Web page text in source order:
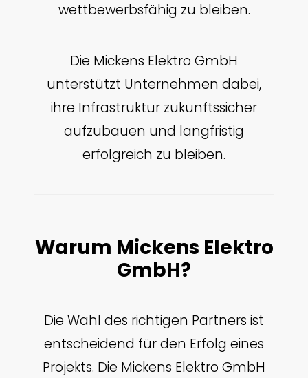
wettbewerbsfähig zu bleiben.
Die Mickens Elektro GmbH
unterstützt Unternehmen dabei,
ihre Infrastruktur zukunftssicher
aufzubauen und langfristig
erfolgreich zu bleiben.
Warum Mickens Elektro
GmbH?
Die Wahl des richtigen Partners ist
entscheidend für den Erfolg eines
Projekts. Die Mickens Elektro GmbH